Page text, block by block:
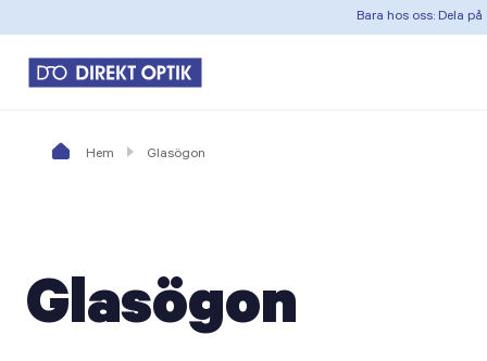
Bara hos oss: Dela
Hem Glasögon
Glasögon